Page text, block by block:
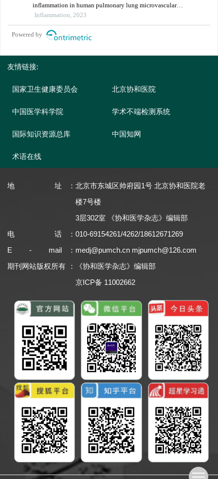
inflammation in human pulmonary lung microvascular
endothelial cells
Inflammation, 2023
Powered by
友情链接:
国家卫生健康委员会 北京协和医院
中国医学科学院 学术不端检测系统
国际知识资源总库 中国知网
术语在线
地址 ： 北京市东城区帅府园1号 北京协和医院老
楼7号楼
3层302室 《协和医学杂志》编辑部
电话
： 010-69154261/4262/18612671269
E - mail
： medj@pumch.cn mjpumch@126.com
期刊网站版权所有
：
《协和医学杂志》编辑部
京ICP备 11002662